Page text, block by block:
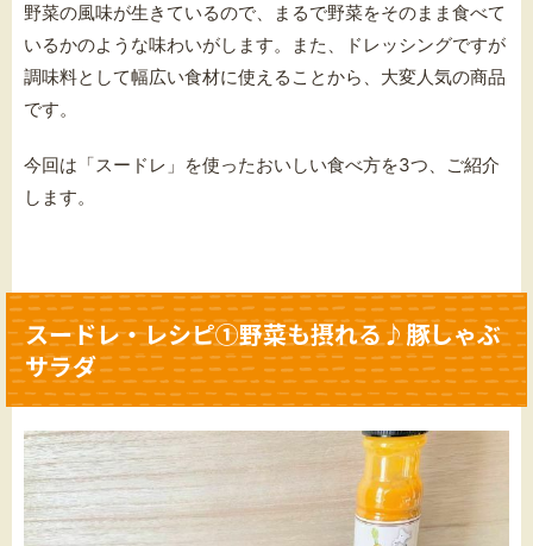
野菜の風味が生きているので、まるで野菜をそのまま食べて
いるかのような味わいがします。また、ドレッシングですが
調味料として幅広い食材に使えることから、大変人気の商品
です。
今回は「スードレ」を使ったおいしい食べ方を3つ、ご紹介
します。
スードレ・レシピ①野菜も摂れる♪豚しゃぶ
サラダ